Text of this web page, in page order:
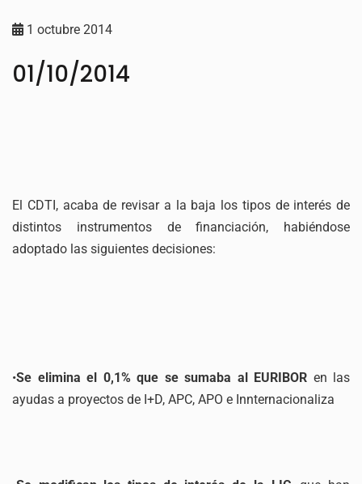
1 octubre 2014
01/10/2014
El CDTI, acaba de revisar a la baja los tipos de interés de
distintos instrumentos de financiación, habiéndose
adoptado las siguientes decisiones:
•Se elimina el 0,1% que se sumaba al EURIBOR en las
ayudas a proyectos de I+D, APC, APO e Innternacionaliza